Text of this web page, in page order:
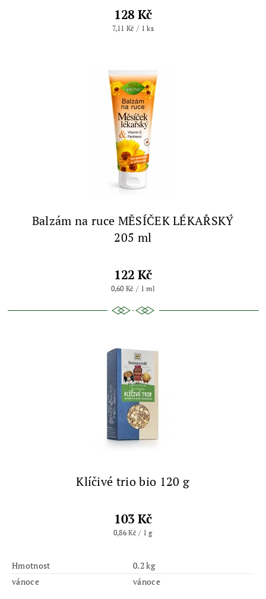
128 Kč
7,11 Kč / 1 ks
Balzám na ruce MĚSÍČEK LÉKAŘSKÝ
205 ml
122 Kč
0,60 Kč / 1 ml
Klíčivé trio bio 120 g
103 Kč
0,86 Kč / 1 g
Hmotnost
0.2 kg
vánoce
vánoce